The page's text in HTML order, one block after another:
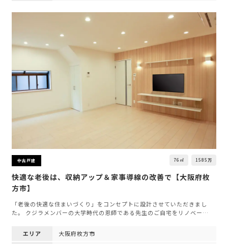
中古戸建 76㎡ 1585万
快適な老後は、収納アップ＆家事導線の改善で【大阪府枚
方市】
「老後の快適な住まいづくり」をコンセプトに設計させていただきまし
た。 クジラメンバーの大学時代の恩師である先生のご自宅をリノベー…
エリア
大阪府枚方市